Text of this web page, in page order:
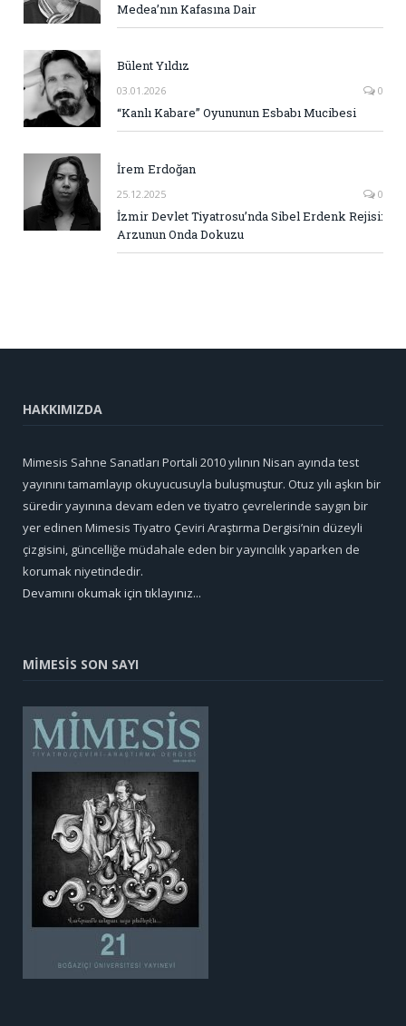
Medea’nın Kafasına Dair
Bülent Yıldız
03.01.2026 0
“Kanlı Kabare” Oyununun Esbabı Mucibesi
İrem Erdoğan
25.12.2025 0
İzmir Devlet Tiyatrosu’nda Sibel Erdenk Rejisi:
Arzunun Onda Dokuzu
HAKKIMIZDA
Mimesis Sahne Sanatları Portali 2010 yılının Nisan ayında test
yayınını tamamlayıp okuyucusuyla buluşmuştur. Otuz yılı aşkın bir
süredir yayınına devam eden ve tiyatro çevrelerinde saygın bir
yer edinen Mimesis Tiyatro Çeviri Araştırma Dergisi’nin düzeyli
çizgisini, güncelliğe müdahale eden bir yayıncılık yaparken de
korumak niyetindedir.
Devamını okumak için tıklayınız...
MİMESİS SON SAYI